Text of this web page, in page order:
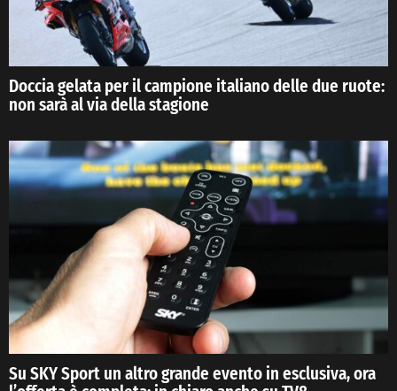
Doccia gelata per il campione italiano delle due ruote:
non sarà al via della stagione
Su SKY Sport un altro grande evento in esclusiva, ora